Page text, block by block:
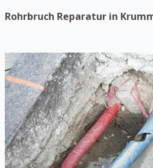
Rohrbruch Reparatur in